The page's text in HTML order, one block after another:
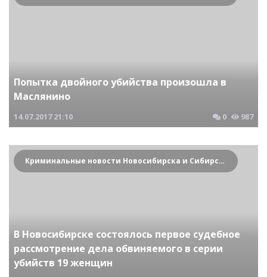
Попытка двойного убийства произошла в
Маслянино
14.07.2017 21:10 0 987
Криминальные новости Новосибирска и Сибирского региона
В Новосибирске состоялось первое судебное
рассмотрение дела обвиняемого в серии
убийств 19 женщин